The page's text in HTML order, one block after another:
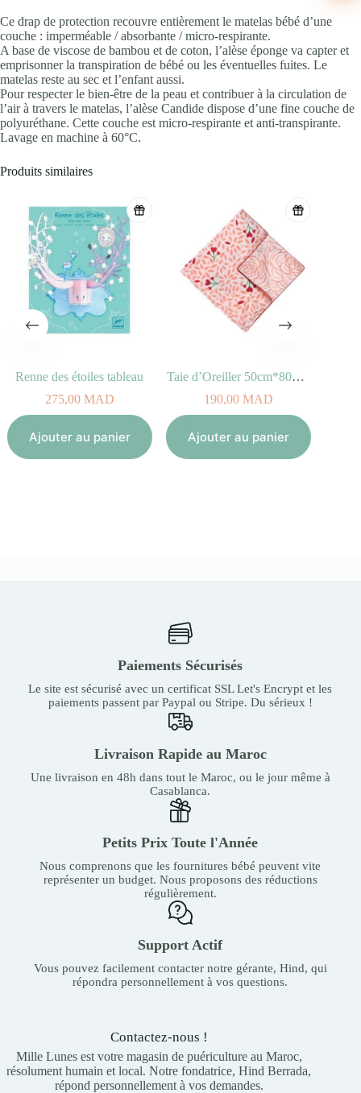
Ce drap de protection recouvre entièrement le matelas bébé d’une
couche : imperméable / absorbante / micro-respirante.
A base de viscose de bambou et de coton, l’alèse éponge va capter et
emprisonner la transpiration de bébé ou les éventuelles fuites. Le
matelas reste au sec et l’enfant aussi.
Pour respecter le bien-être de la peau et contribuer à la circulation de
l’air à travers le matelas, l’alèse Candide dispose d’une fine couche de
polyuréthane. Cette couche est micro-respirante et anti-transpirante.
Lavage en machine à 60°C.
Produits similaires
Renne des étoiles tableau
275,00MAD
Ajouter au panier
Taie d’Oreiller 50cm*80cm – Romance
190,00MAD
Ajouter au panier
Paiements Sécurisés
Le site est sécurisé avec un certificat SSL Let's Encrypt et les
paiements passent par Paypal ou Stripe. Du sérieux !
Livraison Rapide au Maroc
Une livraison en 48h dans tout le Maroc, ou le jour même à
Casablanca.
Petits Prix Toute l'Année
Nous comprenons que les fournitures bébé peuvent vite
représenter un budget. Nous proposons des réductions
régulièrement.
Support Actif
Vous pouvez facilement contacter notre gérante, Hind, qui
répondra personnellement à vos questions.
Contactez-nous !
Mille Lunes est votre magasin de puériculture au Maroc,
résolument humain et local. Notre fondatrice, Hind Berrada,
répond personnellement à vos demandes.